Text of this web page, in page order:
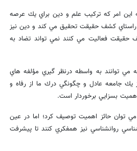
اين امر كه تركيب علم و دين براي يك عرصه
راستاي كشف حقيقت تحقيق مي كند و دين نيز
فعاليت مي كنند نمي تواند تضاد به
توانند به واسطه درنظر گيري مؤلفه هاي
جامعه عادل و چگونگي درك ما از رفاه و
بسزايي برخوردار است.
توان حائز اهميت توصيف كرد؛ اما در عين
روانشناسي نيز همفكري كنند تا پيشرفت